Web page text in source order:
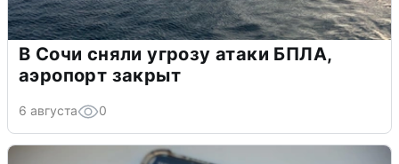
В Сочи сняли угрозу атаки БПЛА,
аэропорт закрыт
6 августа 0